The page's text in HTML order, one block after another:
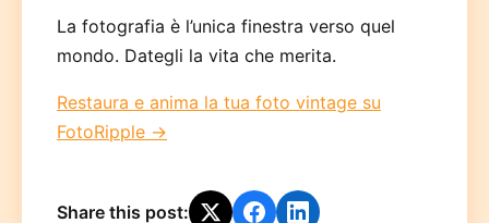
La fotografia è l’unica finestra verso quel
mondo. Dategli la vita che merita.
Restaura e anima la tua foto vintage su
FotoRipple →
Share this post: